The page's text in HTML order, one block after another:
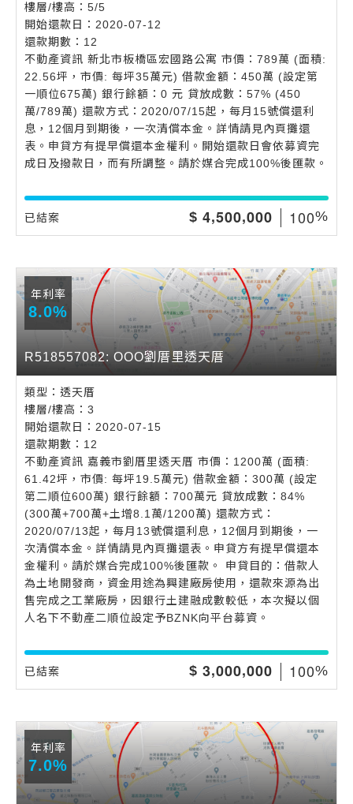
樓層/樓高：5/5
開始還款日：2020-07-12
還款期數：12
不動產資訊 新北市板橋區宏國路公寓 市價：789萬 (面積:
22.56坪，市價: 每坪35萬元) 借款金額：450萬 (設定第
一順位675萬) 銀行餘額：0 元 貸放成數：57% (450
萬/789萬) 還款方式：2020/07/15起，每月15號償還利
息，12個月到期後，一次清償本金。詳情請見內頁攤還
表。申貸方有提早償還本金權利。開始還款日會依募資完
成日及撥款日，而有所調整。請於媒合完成100%後匯款。
已結案 $ 4,500,000 100%
R518557082: OOO劉厝里透天厝
年利率
8.0%
類型：透天厝
樓層/樓高：3
開始還款日：2020-07-15
還款期數：12
不動產資訊 嘉義市劉厝里透天厝 市價：1200萬 (面積:
61.42坪，市價: 每坪19.5萬元) 借款金額：300萬 (設定
第二順位600萬) 銀行餘額：700萬元 貸放成數：84%
(300萬+700萬+土增8.1萬/1200萬) 還款方式：
2020/07/13起，每月13號償還利息，12個月到期後，一
次清償本金。詳情請見內頁攤還表。申貸方有提早償還本
金權利。請於媒合完成100%後匯款。 申貸目的：借款人
為土地開發商，資金用途為興建廠房使用，還款來源為出
售完成之工業廠房，因銀行土建融成數較低，本次擬以個
人名下不動產二順位設定予BZNK向平台募資。
已結案 $ 3,000,000 100%
年利率
7.0%